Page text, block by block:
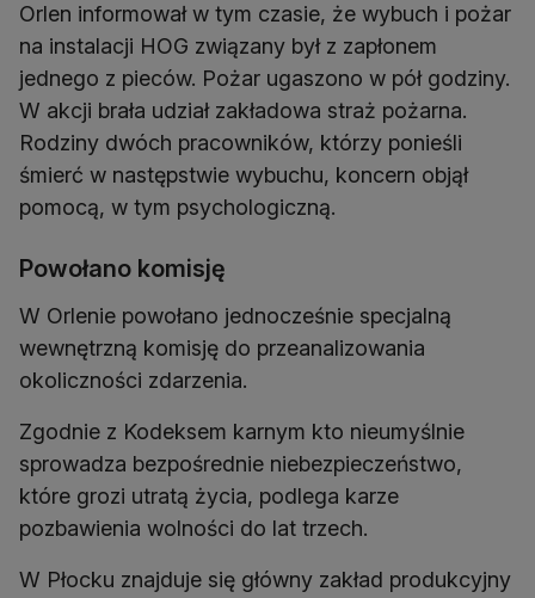
Orlen informował w tym czasie, że wybuch i pożar
na instalacji HOG związany był z zapłonem
jednego z pieców. Pożar ugaszono w pół godziny.
W akcji brała udział zakładowa straż pożarna.
Rodziny dwóch pracowników, którzy ponieśli
śmierć w następstwie wybuchu, koncern objął
pomocą, w tym psychologiczną.
Powołano komisję
W Orlenie powołano jednocześnie specjalną
wewnętrzną komisję do przeanalizowania
okoliczności zdarzenia.
Zgodnie z Kodeksem karnym kto nieumyślnie
sprowadza bezpośrednie niebezpieczeństwo,
które grozi utratą życia, podlega karze
pozbawienia wolności do lat trzech.
W Płocku znajduje się główny zakład produkcyjny